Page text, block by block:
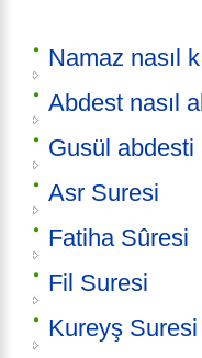
Namaz nasıl
Abdest nasıl
Gusül abdesti
Asr Suresi
Fatiha Sûresi
Fil Suresi
Kureyş Suresi